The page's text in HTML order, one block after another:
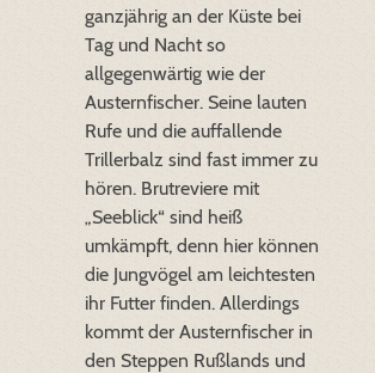
ganzjährig an der Küste bei
Tag und Nacht so
allgegenwärtig wie der
Austernfischer. Seine lauten
Rufe und die auffallende
Trillerbalz sind fast immer zu
hören. Brutreviere mit
„Seeblick“ sind heiß
umkämpft, denn hier können
die Jungvögel am leichtesten
ihr Futter finden. Allerdings
kommt der Austernfischer in
den Steppen Rußlands und